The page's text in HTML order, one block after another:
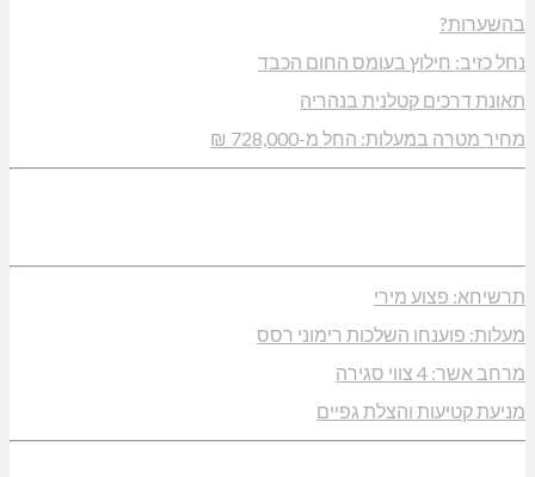
בהשערות?
נחל כזיב: חילוץ בעומס החום הכבד
תאונת דרכים קטלנית בנהריה
מחיר מטרה במעלות: החל מ-728,000 ₪
תרשיחא: פצוע מירי
מעלות: פוענחו השלכות רימוני רסס
מרחב אשר: 4 צווי סגירה
מניעת קטיעות והצלת גפיים